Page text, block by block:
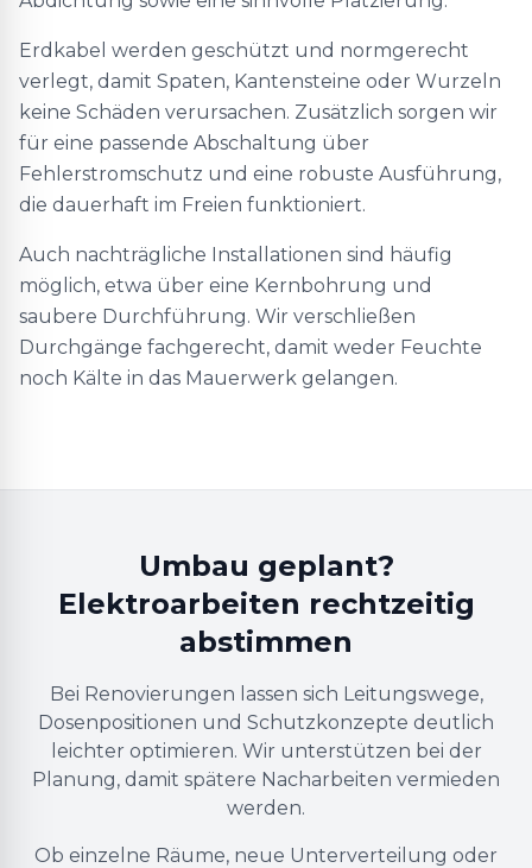
Erdkabel werden geschützt und normgerecht
verlegt, damit Spaten, Kantensteine oder Wurzeln
keine Schäden verursachen. Zusätzlich sorgen wir
für eine passende Abschaltung über
Fehlerstromschutz und eine robuste Ausführung,
die dauerhaft im Freien funktioniert.
Auch nachträgliche Installationen sind häufig
möglich, etwa über eine Kernbohrung und
saubere Durchführung. Wir verschließen
Durchgänge fachgerecht, damit weder Feuchte
noch Kälte in das Mauerwerk gelangen.
Umbau geplant?
Elektroarbeiten rechtzeitig
abstimmen
Bei Renovierungen lassen sich Leitungswege,
Dosenpositionen und Schutzkonzepte deutlich
leichter optimieren. Wir unterstützen bei der
Planung, damit spätere Nacharbeiten vermieden
werden.
Ob einzelne Räume, neue Unterverteilung oder